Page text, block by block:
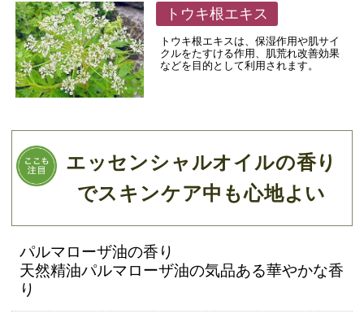
トウキ根エキス
トウキ根エキスは、保湿作用や肌サイ
クルをたすける作用、肌荒れ改善効果
などを目的として利用されます。
エッセンシャルオイルの香り
でスキンケア中も心地よい
パルマローザ油の香り
天然精油パルマローザ油の気品ある華やかな香
り